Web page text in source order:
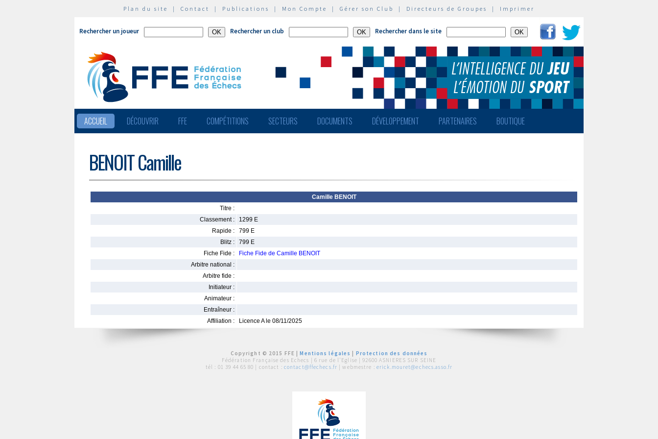
Plan du site | Contact | Publications | Mon Compte | Gérer son Club | Directeurs de Groupes | Imprimer
Rechercher un joueur Rechercher un club Rechercher dans le site
ACCUEIL DÉCOUVRIR FFE COMPÉTITIONS SECTEURS DOCUMENTS DÉVELOPPEMENT PARTENAIRES BOUTIQUE
BENOIT Camille
Camille BENOIT
Titre :
Classement :
1299 E
Rapide :
799 E
Blitz :
799 E
Fiche Fide :
Fiche Fide de Camille BENOIT
Arbitre national :
Arbitre fide :
Initiateur :
Animateur :
Entraîneur :
Affiliation :
Licence A le 08/11/2025
Copyright © 2015 FFE |Mentions légales
Protection des données
Fédération Française des Echecs | 6 rue de l'Eglise | 92600 ASNIERES SUR SEINE
tél : 01 39 44 65 80 | contact : contact@ffechecs.fr | webmestre : erick.mouret@echecs.asso.fr